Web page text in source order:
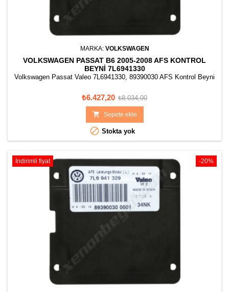
MARKA: VOLKSWAGEN
VOLKSWAGEN PASSAT B6 2005-2008 AFS KONTROL
BEYNI 7L6941330
Volkswagen Passat Valeo 7L6941330, 89390030 AFS Kontrol Beyni
Fiyat
₺6.427,20 Normal
fiyat
₺8.034,00
 Sepete ekle
 Stokta yok
-20%
İndirimli fiyat